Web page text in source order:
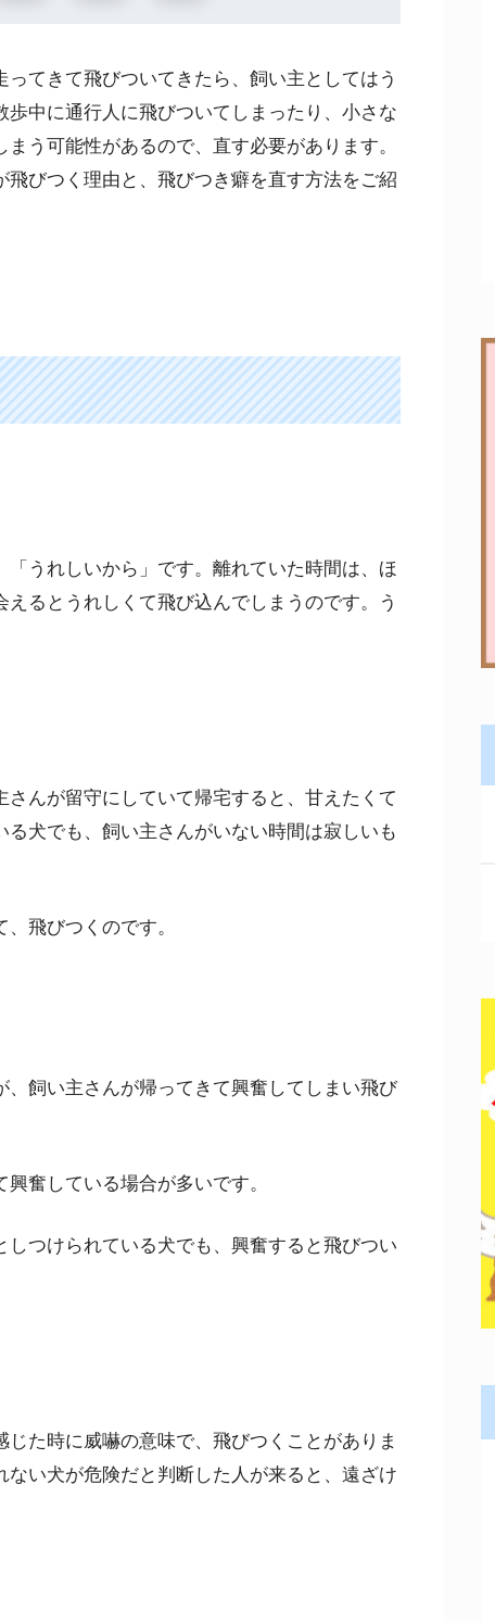
てきて飛びついてきたら、飼い主としてはう
中に通行人に飛びついてしまったり、小さな
う可能性があるので、直す必要があります。
びつく理由と、飛びつき癖を直す方法をご紹
うれしいから」です。離れていた時間は、ほ
るとうれしくて飛び込んでしまうのです。う
んが留守にしていて帰宅すると、甘えたくて
犬でも、飼い主さんがいない時間は寂しいも
飛びつくのです。
飼い主さんが帰ってきて興奮してしまい飛び
奮している場合が多いです。
つけられている犬でも、興奮すると飛びつい
た時に威嚇の意味で、飛びつくことがありま
い犬が危険だと判断した人が来ると、遠ざけ